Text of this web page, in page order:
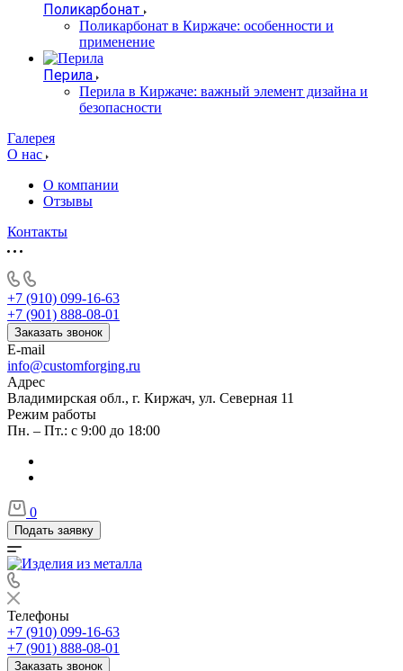
Поликарбонат
Поликарбонат в Киржаче: особенности и
применение
Перила
Перила в Киржаче: важный элемент дизайна и
безопасности
Галерея
О нас
О компании
Отзывы
Контакты
+7 (910) 099-16-63
+7 (901) 888-08-01
Заказать звонок
E-mail
info@customforging.ru
Адрес
Владимирская обл., г. Киржач, ул. Северная 11
Режим работы
Пн. – Пт.: с 9:00 до 18:00
0
Подать заявку
Телефоны
+7 (910) 099-16-63
+7 (901) 888-08-01
Заказать звонок